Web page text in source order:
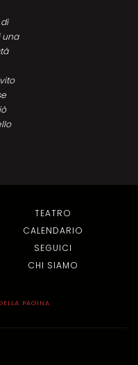
una
TEATRO
CALENDARIO
SEGUICI
CHI SIAMO
PAGINA